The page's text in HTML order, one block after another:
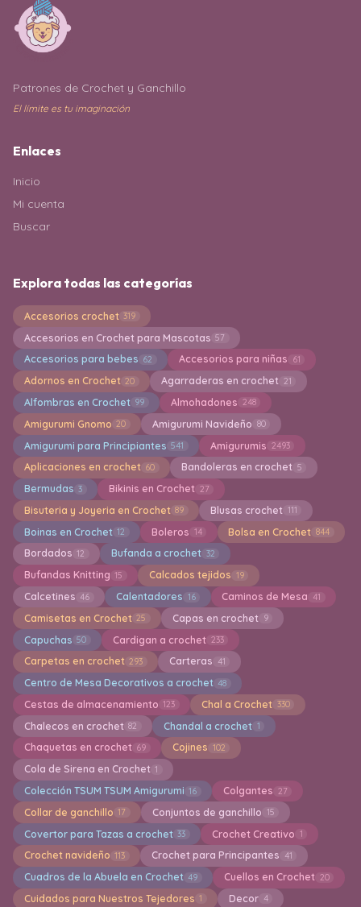
Patrones de Crochet y Ganchillo
El límite es tu imaginación
Enlaces
Inicio
Mi cuenta
Buscar
Explora todas las categorías
Accesorios crochet 319
Accesorios en Crochet para Mascotas 57
Accesorios para bebes 62 Accesorios para niñas 61
Adornos en Crochet 20 Agarraderas en crochet 21
Alfombras en Crochet 99 Almohadones 248
Amigurumi Gnomo 20 Amigurumi Navideño 80
Amigurumi para Principiantes 541 Amigurumis 2493
Aplicaciones en crochet 60 Bandoleras en crochet 5
Bermudas 3 Bikinis en Crochet 27
Bisuteria y Joyeria en Crochet 89 Blusas crochet 111
Boinas en Crochet 12 Boleros 14 Bolsa en Crochet 844
Bordados 12 Bufanda a crochet 32
Bufandas Knitting 15 Calcados tejidos 19
Calcetines 46 Calentadores 16 Caminos de Mesa 41
Camisetas en Crochet 25 Capas en crochet 9
Capuchas 50 Cardigan a crochet 233
Carpetas en crochet 293 Carteras 41
Centro de Mesa Decorativos a crochet 48
Cestas de almacenamiento 123 Chal a Crochet 330
Chalecos en crochet 82 Chandal a crochet 1
Chaquetas en crochet 69 Cojines 102
Cola de Sirena en Crochet 1
Colección TSUM TSUM Amigurumi 16 Colgantes 27
Collar de ganchillo 17 Conjuntos de ganchillo 15
Covertor para Tazas a crochet 33 Crochet Creativo 1
Crochet navideño 113 Crochet para Principantes 41
Cuadros de la Abuela en Crochet 49 Cuellos en Crochet 20
Cuidados para Nuestros Tejedores 1 Decor 4